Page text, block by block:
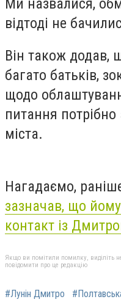
відтоді не
Він також додав,
багато батьків,
щодо
питання потрібно
міста.
Нагадаємо,
зазначав, що
контакт із
Якщо ви помітили помилку, виділіть
повідомити про це редакцію
#Лунін Дмитро